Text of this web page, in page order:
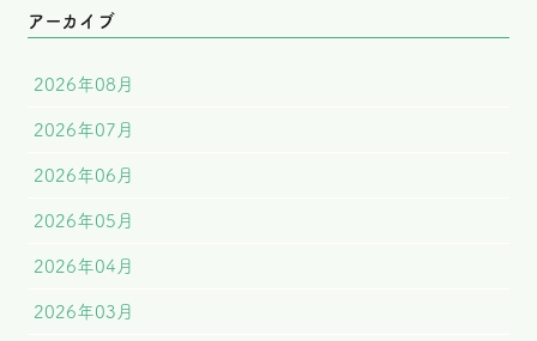
アーカイブ
2026年08月
2026年07月
2026年06月
2026年05月
2026年04月
2026年03月